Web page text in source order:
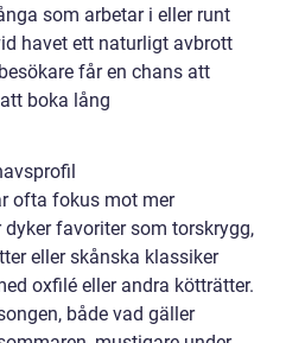
som arbetar i eller runt
havet ett naturligt avbrott
får en chans att
boka lång
ofta fokus mot mer
favoriter som torskrygg,
eller skånska klassiker
oxfilé eller andra kötträtter.
både vad gäller